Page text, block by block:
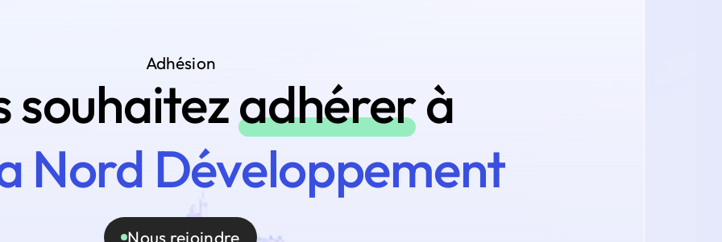
Adhésion
souhaitezadhérerà
Nord Développement
Nous rejoindre